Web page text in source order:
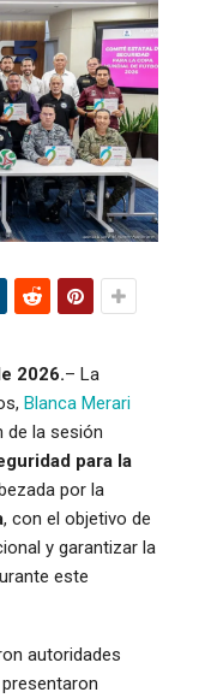
2026.– La
Blanca Merari
de la sesión
para la
por la
, con el objetivo de
y garantizar la
este
autoridades